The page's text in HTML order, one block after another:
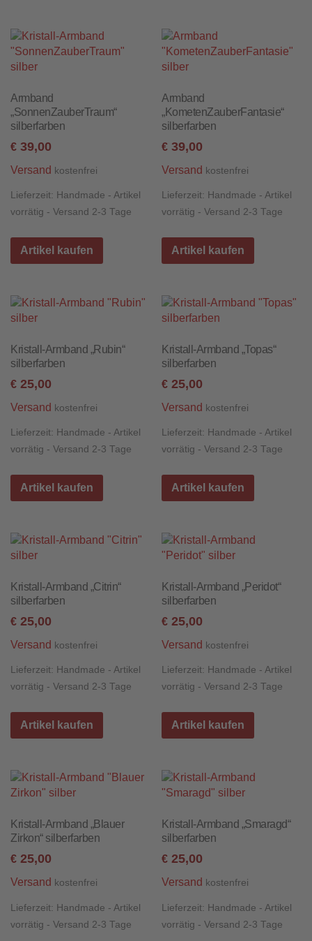
Armband
„SonnenZauberTraum“
silberfarben
€ 39,00
Versand kostenfrei
Lieferzeit: Handmade - Artikel
vorrätig - Versand 2-3 Tage
Artikel kaufen
Armband
„KometenZauberFantasie“
silberfarben
€ 39,00
Versand kostenfrei
Lieferzeit: Handmade - Artikel
vorrätig - Versand 2-3 Tage
Artikel kaufen
Kristall-Armband „Rubin“
silberfarben
€ 25,00
Versand kostenfrei
Lieferzeit: Handmade - Artikel
vorrätig - Versand 2-3 Tage
Artikel kaufen
Kristall-Armband „Topas“
silberfarben
€ 25,00
Versand kostenfrei
Lieferzeit: Handmade - Artikel
vorrätig - Versand 2-3 Tage
Artikel kaufen
Kristall-Armband „Citrin“
silberfarben
€ 25,00
Versand kostenfrei
Lieferzeit: Handmade - Artikel
vorrätig - Versand 2-3 Tage
Artikel kaufen
Kristall-Armband „Peridot“
silberfarben
€ 25,00
Versand kostenfrei
Lieferzeit: Handmade - Artikel
vorrätig - Versand 2-3 Tage
Artikel kaufen
Kristall-Armband „Blauer
Zirkon“ silberfarben
€ 25,00
Versand kostenfrei
Lieferzeit: Handmade - Artikel
vorrätig - Versand 2-3 Tage
Kristall-Armband „Smaragd“
silberfarben
€ 25,00
Versand kostenfrei
Lieferzeit: Handmade - Artikel
vorrätig - Versand 2-3 Tage